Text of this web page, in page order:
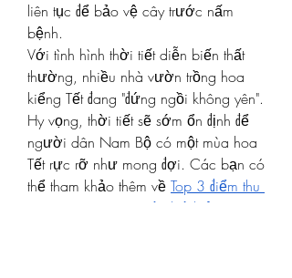
liên tục để bảo vệ cây trước nấm
bệnh.
Với tình hình thời tiết diễn biến thất
thường, nhiều nhà vườn trồng hoa
kiểng Tết đang "đứng ngồi không yên".
Hy vọng, thời tiết sẽ sớm ổn định để
người dân Nam Bộ có một mùa hoa
Tết rực rỡ như mong đợi. Các bạn có
thể tham khảo thêm về Top 3 điểm thu
mua mai vàng giá tốt nhất hiện nay